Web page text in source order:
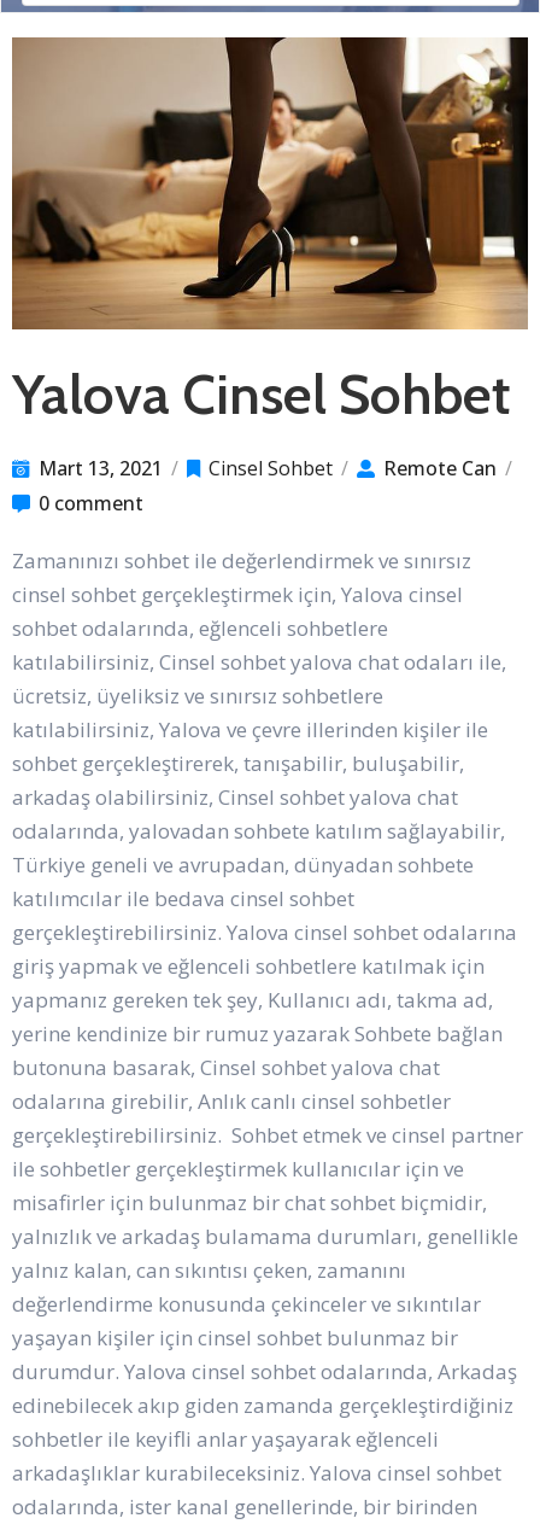
Yalova Cinsel Sohbet
Mart 13, 2021 / Cinsel Sohbet / Remote Can /
0 comment
Zamanınızı sohbet ile değerlendirmek ve sınırsız
cinsel sohbet gerçekleştirmek için, Yalova cinsel
sohbet odalarında, eğlenceli sohbetlere
katılabilirsiniz, Cinsel sohbet yalova chat odaları ile,
ücretsiz, üyeliksiz ve sınırsız sohbetlere
katılabilirsiniz, Yalova ve çevre illerinden kişiler ile
sohbet gerçekleştirerek, tanışabilir, buluşabilir,
arkadaş olabilirsiniz, Cinsel sohbet yalova chat
odalarında, yalovadan sohbete katılım sağlayabilir,
Türkiye geneli ve avrupadan, dünyadan sohbete
katılımcılar ile bedava cinsel sohbet
gerçekleştirebilirsiniz. Yalova cinsel sohbet odalarına
giriş yapmak ve eğlenceli sohbetlere katılmak için
yapmanız gereken tek şey, Kullanıcı adı, takma ad,
yerine kendinize bir rumuz yazarak Sohbete bağlan
butonuna basarak, Cinsel sohbet yalova chat
odalarına girebilir, Anlık canlı cinsel sohbetler
gerçekleştirebilirsiniz. Sohbet etmek ve cinsel partner
ile sohbetler gerçekleştirmek kullanıcılar için ve
misafirler için bulunmaz bir chat sohbet biçmidir,
yalnızlık ve arkadaş bulamama durumları, genellikle
yalnız kalan, can sıkıntısı çeken, zamanını
değerlendirme konusunda çekinceler ve sıkıntılar
yaşayan kişiler için cinsel sohbet bulunmaz bir
durumdur. Yalova cinsel sohbet odalarında, Arkadaş
edinebilecek akıp giden zamanda gerçekleştirdiğiniz
sohbetler ile keyifli anlar yaşayarak eğlenceli
arkadaşlıklar kurabileceksiniz. Yalova cinsel sohbet
odalarında, ister kanal genellerinde, bir birinden